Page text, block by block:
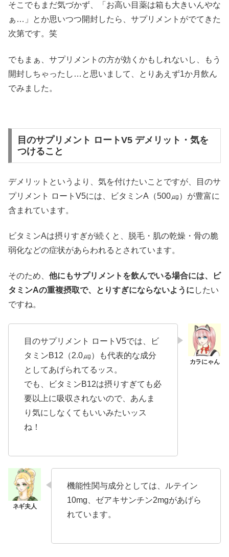
そこでもまだ気づかず、「お高い目薬は箱も大きいんやな
ぁ…」とか思いつつ開封したら、サプリメントがでてきた
次第です。笑
でもまぁ、サプリメントの方が効くかもしれないし、もう
開封しちゃったし…と思いまして、とりあえず1か月飲ん
でみました。
目のサプリメント ロートV5 デメリット・気を
つけること
デメリットというより、気を付けたいことですが、目のサ
プリメント ロートV5には、ビタミンA（500㎍）が豊富に
含まれています。
ビタミンAは摂りすぎが続くと、脱毛・肌の乾燥・骨の脆
弱化などの症状があらわれるとされています。
そのため、 他にもサプリメントを飲んでいる場合には、ビ
タミンAの重複摂取で、とりすぎにならないように したい
ですね。
目のサプリメント ロートV5では、ビ
タミンB12（2.0㎍）も代表的な成分
としてあげられてるッス。
でも、ビタミンB12は摂りすぎても必
要以上に吸収されないので、あんま
り気にしなくてもいいみたいッス
ね！
機能性関与成分としては、ルテイン
10mg、ゼアキサンチン2mgがあげら
れています。